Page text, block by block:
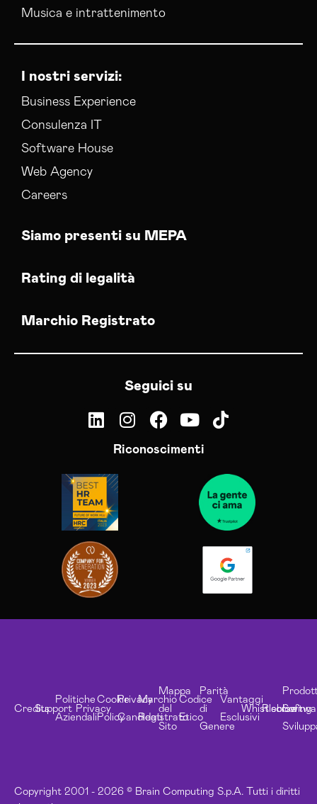
Musica e intrattenimento
I nostri servizi:
Business Experience
Consulenza IT
Software House
Web Agency
Careers
Siamo presenti su MEPA
Rating di legalità
Marchio Registrato
Seguici su
Riconoscimenti
Copyright 2001 - 2026 © Brain Computing S.p.A. Tutti i diritti
CreditsSupport
Politiche
Aziendali
Privacy
Cookie
Policy
Privacy
Candidati
Marchio
Registrato
Mappa
del
Sito
Codice
Etico
Parità
di
Genere
Vantaggi
Esclusivi
Whistleblowing
Risorse